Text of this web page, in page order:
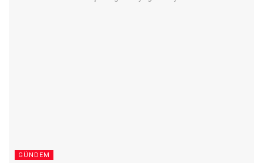
GÜNDEM